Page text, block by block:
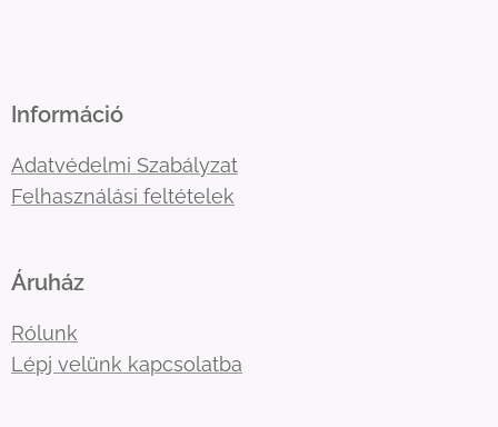
Információ
Adatvédelmi Szabályzat
Felhasználási feltételek
Áruház
Rólunk
Lépj velünk kapcsolatba